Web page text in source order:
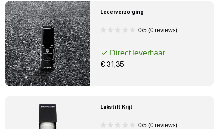
Lederverzorging
0/5 (0 reviews)
Direct leverbaar
€ 31,35
Lakstift Krijt
0/5 (0 reviews)